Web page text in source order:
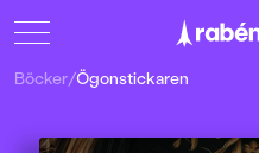
Böcker/Ögonstickaren